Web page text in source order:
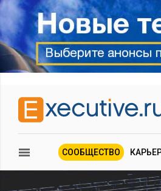
СООБЩЕСТВО